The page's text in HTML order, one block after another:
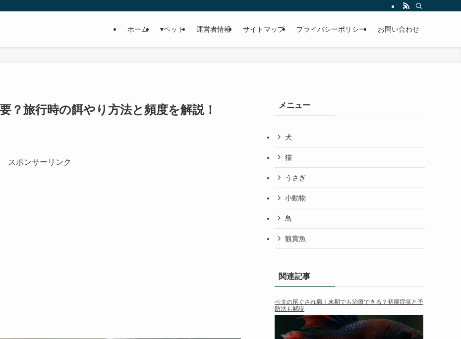
ホーム ▾ペット 運営者情報 サイトマップ プライバシーポリシー お問い合わせ
？旅行時の餌やり方法と頻度を解説！
スポンサーリンク
メニュー
犬
猫
うさぎ
小動物
鳥
観賞魚
関連記事
ベタの尾ぐされ病｜末期でも治療できる？初期症状と予
防法も解説